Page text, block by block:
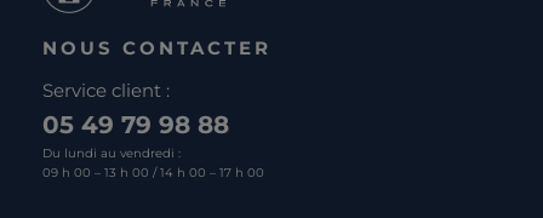
NOUS CONTACTER
Service client :
05 49 79 98 88
Du lundi au vendredi :
09 h 00 – 13 h 00 / 14 h 00 – 17 h 00